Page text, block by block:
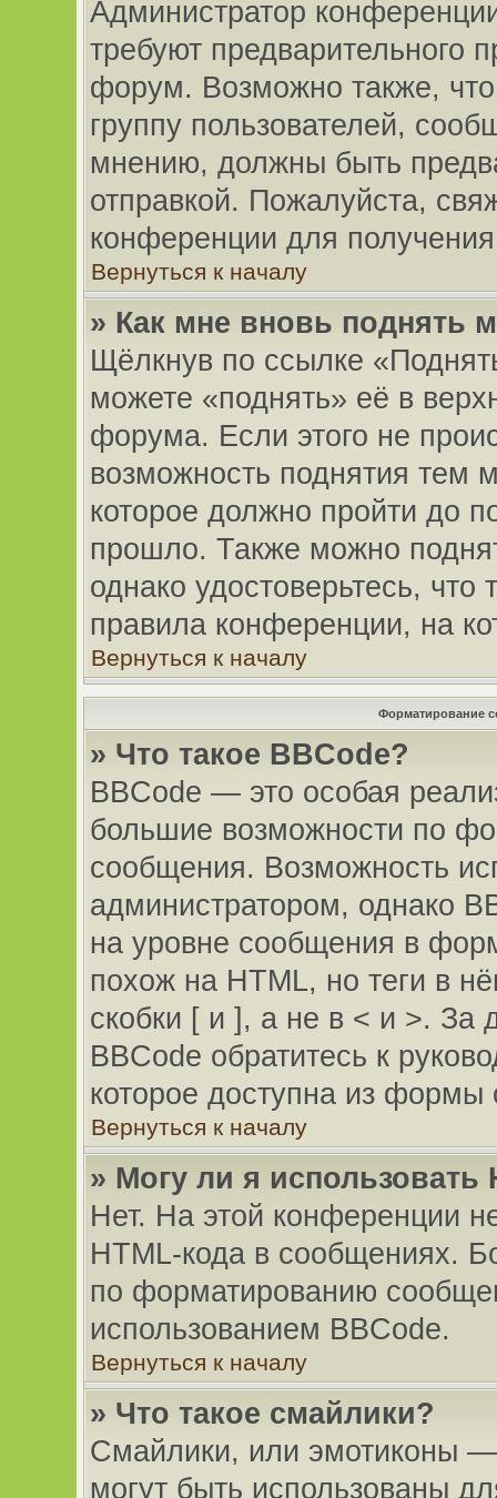
Администратор
требуют предварительного
форум. Возможно также,
группу пользователей,
мнению, должны быть
отправкой. Пожалуйста,
конференции для
Вернуться к началу
» Как мне вновь поднять
Щёлкнув по ссылке
можете «поднять» её в
форума. Если этого не
возможность поднятия тем
которое должно пройти до
прошло. Также можно
однако удостоверьтесь,
правила конференции, на
Вернуться к началу
Форматирование
» Что такое BBCode?
BBCode — это особая
большие возможности по
сообщения. Возможность
администратором, однако
на уровне сообщения в
похож на HTML, но теги в
скобки [ и ], а не в < и >. За
BBCode обратитесь к
которое доступна из формы
Вернуться к началу
» Могу ли я использовать
Нет. На этой конференции
HTML-кода в сообщениях.
по форматированию
использованием BBCode.
Вернуться к началу
» Что такое смайлики?
Смайлики, или эмотиконы —
могут быть использованы